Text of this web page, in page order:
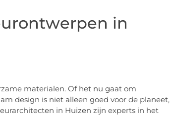
in
materialen. Of het nu gaat om
design is niet alleen goed voor de planeet,
in Huizen zijn experts in het